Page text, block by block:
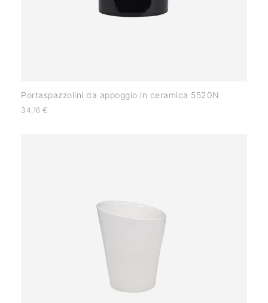
Portaspazzolini da appoggio in ceramica 5520N
34,16 €